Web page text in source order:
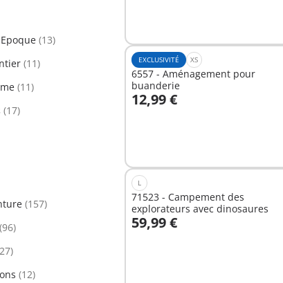
(13)
(11)
(11)
(17)
(157)
(96)
(12)
EXCLUSIVITÉ XS
6557 - Aménagement pour
buanderie
12,99 €
Au panier
L
71523 - Campement des
explorateurs avec dinosaures
59,99 €
Au panier